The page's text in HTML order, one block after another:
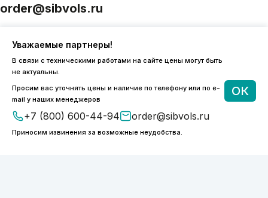
Уважаемые партнеры!
В связи с техническими работами на сайте цены могут быть
не актуальны.
Просим вас уточнять цены и наличие по телефону или по e-
mail у наших менеджеров
+7 (800) 600-44-94 order@sibvols.ru
Приносим извинения за возможные неудобства.
ОК
order@sibvols.ru
Каталог
Подписаться
Нажимая на кнопку, вы соглашаетесь с